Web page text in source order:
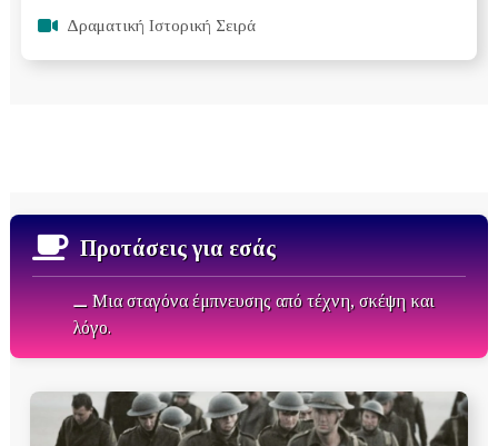
Δραματική Ιστορική Σειρά
Προτάσεις για εσάς
⚊ Μια σταγόνα έμπνευσης από τέχνη, σκέψη και
λόγο.